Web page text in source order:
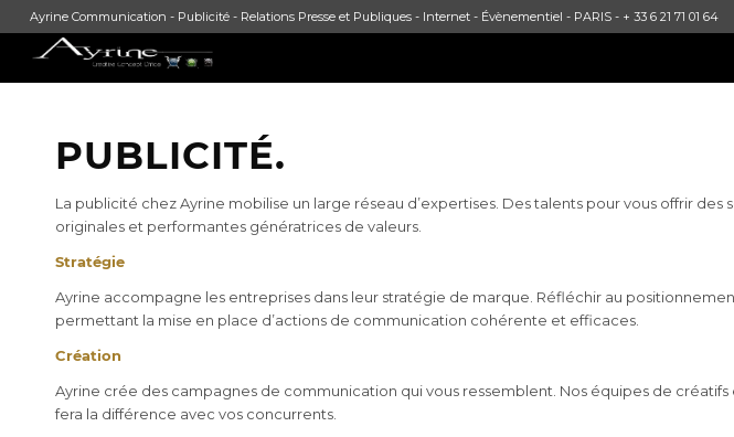
Ayrine Communication - Publicité - Relations Presse et Publiques - Internet - Évènementiel - PARIS - + 33 6 21 71 01 64
PUBLICITÉ.
La publicité chez Ayrine mobilise un large réseau d’expertises. Des talents pour vous offrir des
originales et performantes génératrices de valeurs.
Stratégie
Ayrine accompagne les entreprises dans leur stratégie de marque. Réfléchir au
permettant la mise en place d’actions de communication cohérente et efficaces.
Création
Ayrine crée des campagnes de communication qui vous ressemblent. Nos équipes de
fera la différence avec vos concurrents.